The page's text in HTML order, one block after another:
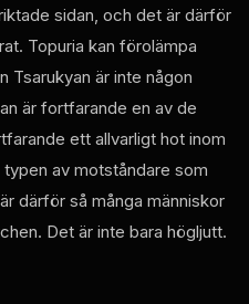
sidan, och det är därför
Topuria kan förolämpa
Tsarukyan är inte någon
är fortfarande en av de
ett allvarligt hot inom
av motståndare som
därför så många människor
Det är inte bara högljutt.